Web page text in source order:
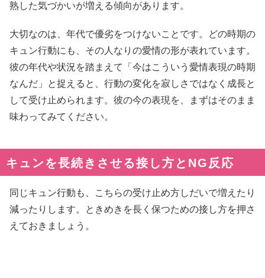
熟した気づかいが増える傾向があります。
大切なのは、年代で優劣をつけないことです。どの時期の
キュン行動にも、その人なりの愛情の形が表れています。
彼の年代や状況を踏まえて「今はこういう愛情表現の時期
なんだ」と捉えると、行動の変化を寂しさではなく成長と
して受け止められます。彼の今の表現を、まずはそのまま
味わってみてください。
キュンを長続きさせる接し方とNG反応
同じキュン行動も、こちらの受け止め方しだいで増えたり
減ったりします。ときめきを長く保つための接し方を押さ
えておきましょう。